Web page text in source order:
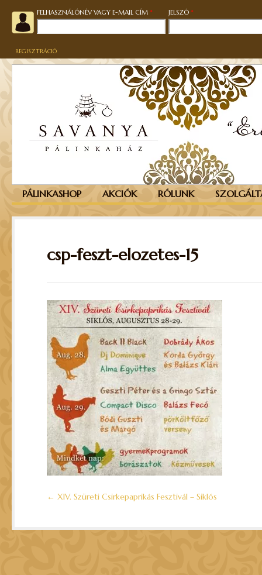
FELHASZNÁLÓNÉV VAGY E-MAIL CÍM * KÖTELEZŐ
JELSZÓ *
REGISZTRÁCIÓ
PÁLINKASHOP AKCIÓK RÓLUNK
csp-feszt-elozetes-15
← XIV. Szüreti Csirkepaprikás Fesztivál – Siklós